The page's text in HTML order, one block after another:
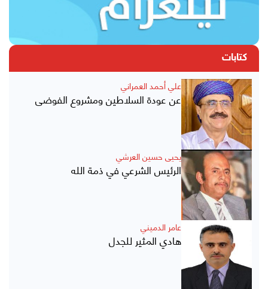
كتابات
علي أحمد العمراني
عن عودة السلاطين ومشروع الفوضى
يحيى حسين العرشي
الرئيس الشرعي في ذمة الله
عامر الدميني
هادي المثير للجدل